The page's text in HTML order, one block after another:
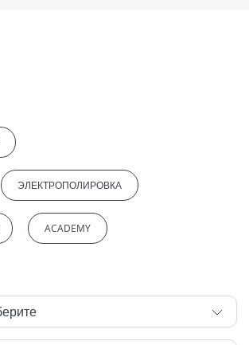
ЭЛЕКТРОПОЛИРОВКА
ACADEMY